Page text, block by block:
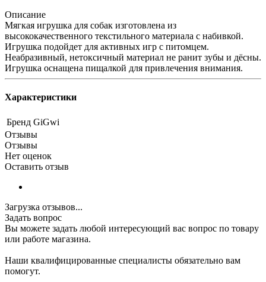
Описание
Мягкая игрушка для собак изготовлена из
высококачественного текстильного материала с набивкой.
Игрушка подойдет для активных игр с питомцем.
Неабразивный, нетоксичный материал не ранит зубы и дёсны.
Игрушка оснащена пищалкой для привлечения внимания.
Характеристики
Бренд GiGwi
Отзывы
Отзывы
Нет оценок
Оставить отзыв
Загрузка отзывов...
Задать вопрос
Вы можете задать любой интересующий вас вопрос по товару
или работе магазина.
Наши квалифицированные специалисты обязательно вам
помогут.